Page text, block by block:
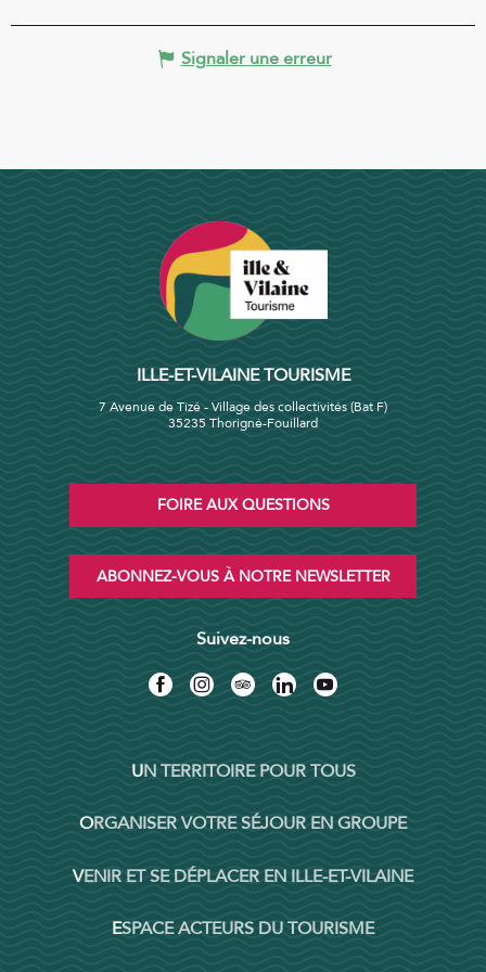
Signaler une erreur
ILLE-ET-VILAINE TOURISME
7 Avenue de Tizé - Village des collectivités (Bat F)
35235 Thorigné-Fouillard
FOIRE AUX QUESTIONS
ABONNEZ-VOUS À NOTRE NEWSLETTER
Suivez-nous
UN TERRITOIRE POUR TOUS
ORGANISER VOTRE SÉJOUR EN GROUPE
VENIR ET SE DÉPLACER EN ILLE-ET-VILAINE
ESPACE ACTEURS DU TOURISME